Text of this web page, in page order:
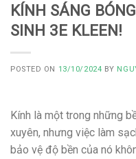
KÍNH SÁNG
SINH 3E KLEEN!
POSTED ON 13/10/2024 BY
Kính là một trong những
xuyên, nhưng việc làm
bảo vệ độ bền của nó